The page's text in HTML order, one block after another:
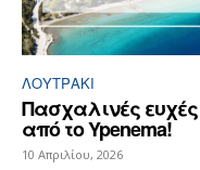
ΛΟΥΤΡΆΚΙ
Πασχαλινές ευχές
από το Ypenema!
10 Απριλίου, 2026